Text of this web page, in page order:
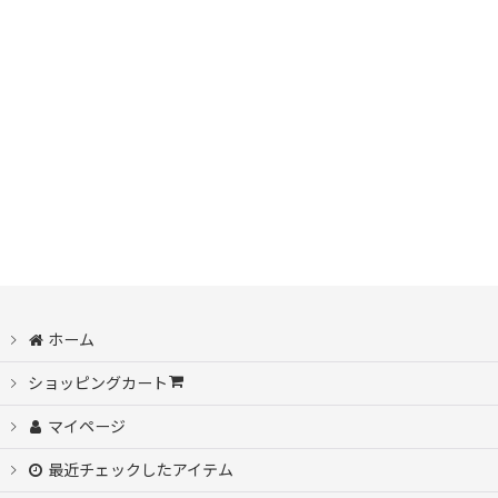
ホーム
ショッピングカート
マイページ
最近チェックしたアイテム